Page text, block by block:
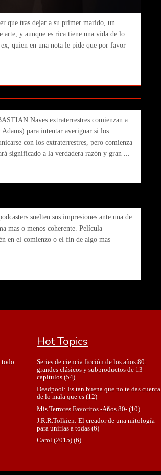
que tras dejar a su primer marido, un
y aunque es rica tiene una vida de lo
quien en una nota le pide que por favor
Naves extraterrestres comienzan a
para intentar averiguar si los
con los extraterrestres, pero comienza
significado a la verdadera razón y gran ...
suelten sus impresiones ante una de
mas o menos coherente. Película
en el comienzo o el fin de algo mas
todo
Hot Topics
Series de ciencia ficción de los años 80:
grandes clásicos y subproductos de 13
capítulos(54)
Deadpool: Es tan buena que no te das cuenta
de lo mala que es(12)
Mis Terrores Favoritos -Años 80-(10)
J.R.R.Tolkien: El creador de una mitología
para unirlas a todas(6)
Carol (2015)(6)